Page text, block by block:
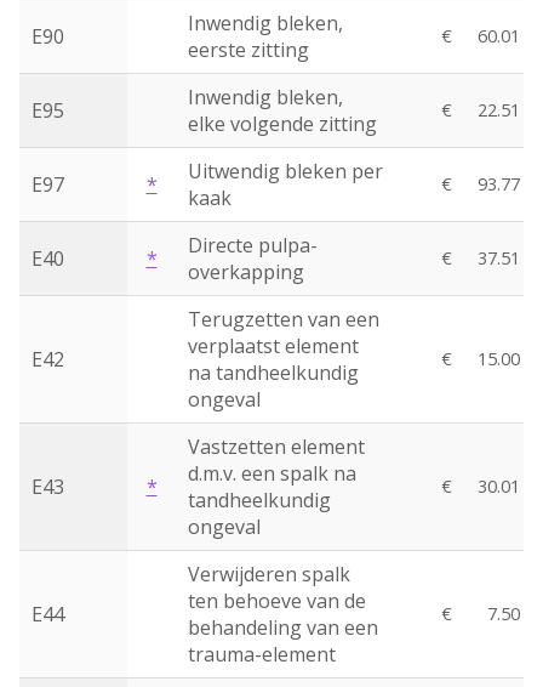
E90
Inwendig bleken,
eerste zitting
€ 60.01
E95
Inwendig bleken,
elke volgende zitting
€ 22.51
E97 *
Uitwendig bleken per
kaak
€ 93.77
E40 *
Directe pulpa-
overkapping
€ 37.51
E42
Terugzetten van een
verplaatst element
na tandheelkundig
ongeval
€ 15.00
E43 *
Vastzetten element
d.m.v. een spalk na
tandheelkundig
ongeval
€ 30.01
E44
Verwijderen spalk
ten behoeve van de
behandeling van een
trauma-element
€ 7.50